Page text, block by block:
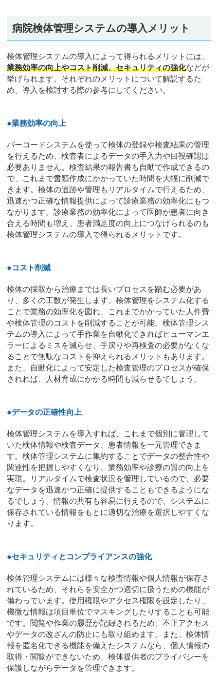
病院検体管理システムの導入メリット
検体管理システムの導入によって得られるメリットには、
業務効率の向上やコスト削減、セキュリティの強化などが
挙げられます。それぞれのメリットについて解説するた
め、導入を検討する際の参考にしてください。
●業務効率の向上
バーコードシステムを使って検体の登録や検査結果の管理
を行えるため、検査者によるデータの手入力や目視確認は
必要ありません。検査結果の報告書も自動で作成できるの
で、これまで書類作成にかかっていた時間を大幅に削減で
きます。検体の追跡や管理もリアルタイムで行えるため、
迅速かつ正確な情報提供によって診療業務の効率化にもつ
ながります。診療業務の効率化によって医師が患者に向き
合える時間も増え、患者満足度の向上につなげられるのも
検体管理システムの導入で得られるメリットです。
●コスト削減
検体の採取から治療までは長いプロセスを踏む必要があ
り、多くの工数が発生します。検体管理をシステム化する
ことで業務の効率化を図れ、これまでかかっていた人件費
や検体管理のコストを削減することが可能。検体管理シス
テムの導入によって手作業を自動化できればヒューマンエ
ラーによるミスを減らせ、手戻りや再検査の必要がなくな
ることで無駄なコストを抑えられるメリットもあります。
また、自動化によって安定した検査管理のプロセスが確保
されれば、人材育成にかかる時間も減らせるでしょう。
●データの正確性向上
検体管理システムを導入すれば、これまで個別に管理して
いた検体情報や検査データ、患者情報を一元管理できま
す。検体管理システムに集約することでデータの整合性や
関連性を把握しやすくなり、業務効率や診療の質の向上を
実現。リアルタイムで検査状況を管理しているので、必要
なデータを迅速かつ正確に提供することもできるようにな
るでしょう。情報の共有も容易に行えるので、システムに
保存されている情報をもとに適切な治療を選択しやすくな
ります。
●セキュリティとコンプライアンスの強化
検体管理システムには様々な検査情報や個人情報が保存さ
れているため、それらを安全かつ適切に扱うための機能が
備わっています。使用権限やアクセス権限を設定したり、
機微な情報は項目単位でマスキングしたりすることも可能
です。閲覧や作業の履歴が記録されるため、不正アクセス
やデータの改ざんの防止にも取り組めます。また、検体情
報を匿名化できる機能を備えたシステムなら、個人情報の
取得・閲覧ができないため、検体提供者のプライバシーを
保護しながらデータを管理できます。